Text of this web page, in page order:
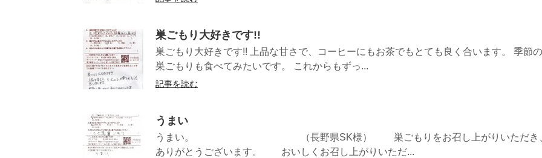
巣ごもり大好きです!!
巣ごもり大好きです!! 上品な甘さで、コーヒーにもお茶でもとても良く合います。 季節の
巣ごもりも食べてみたいです。 これからもずっ...
記事を読む
うまい
うまい。 （長野県SK様） 巣ごもりをお召し上がりいただき
ありがとうございます。 おいしくお召し上がりいただ...